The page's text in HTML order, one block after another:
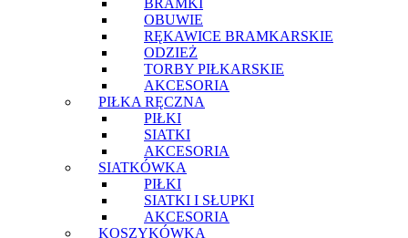
BRAMKI
OBUWIE
RĘKAWICE BRAMKARSKIE
ODZIEŻ
TORBY PIŁKARSKIE
AKCESORIA
PIŁKA RĘCZNA
PIŁKI
SIATKI
AKCESORIA
SIATKÓWKA
PIŁKI
SIATKI I SŁUPKI
AKCESORIA
KOSZYKÓWKA